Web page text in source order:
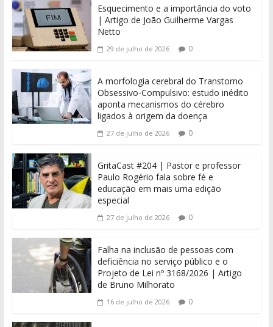
Esquecimento e a importância do voto
| Artigo de João Guilherme Vargas
Netto
29 de julho de 2026 0
A morfologia cerebral do Transtorno
Obsessivo-Compulsivo: estudo inédito
aponta mecanismos do cérebro
ligados à origem da doença
27 de julho de 2026 0
GritaCast #204 | Pastor e professor
Paulo Rogério fala sobre fé e
educação em mais uma edição
especial
27 de julho de 2026 0
Falha na inclusão de pessoas com
deficiência no serviço público e o
Projeto de Lei nº 3168/2026 | Artigo
de Bruno Milhorato
16 de julho de 2026 0